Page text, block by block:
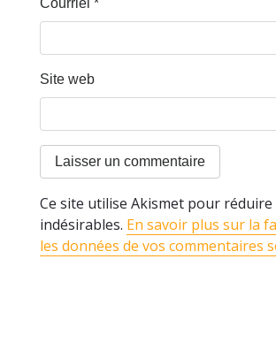
Courriel *
Site web
Ce site utilise Akismet pour réduire
indésirables. En savoir plus sur la
les données de vos commentaires